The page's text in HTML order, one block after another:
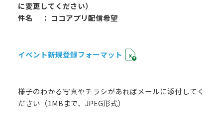
に変更してください）
件名 ： ココアプリ配信希望
イベント新規登録フォーマット
様子のわかる写真やチラシがあればメールに添付してく
ださい（1MBまで、JPEG形式）